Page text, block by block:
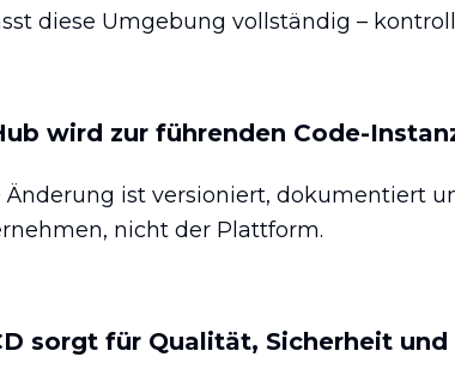
diese Umgebung vollständig –
wird zur führenden Code-
Änderung ist versioniert, dokumentiert
nicht der Plattform.
sorgt für Qualität, Sicherheit